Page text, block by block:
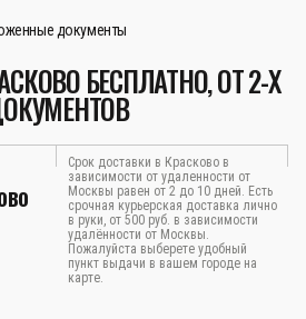
документы
БЕСПЛАТНО, ОТ 2-Х
Срок доставки в Красково в
зависимости от удаленности от
Москвы равен от 2 до 10 дней. Есть
срочная курьерская доставка лично
в руки, от 500 руб. в зависимости
удалённости от Москвы.
Пожалуйста выберете удобный
пункт выдачи в вашем городе на
карте.